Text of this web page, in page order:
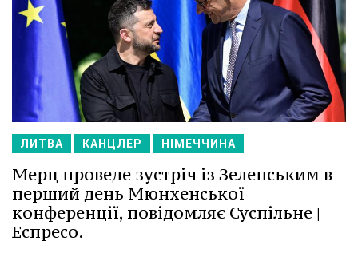
ЛИТВА КАНЦЛЕР НІМЕЧЧИНА
Мерц проведе зустріч із Зеленським в
перший день Мюнхенської
конференції, повідомляє Суспільне |
Еспресо.